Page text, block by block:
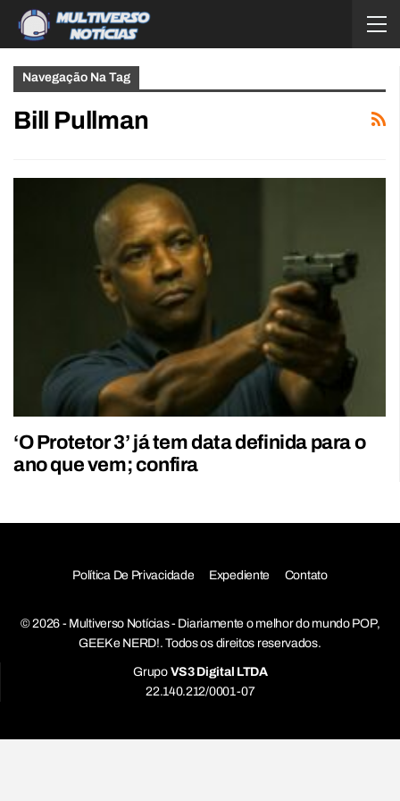
Navegação Na Tag
Bill Pullman
‘O Protetor 3’ já tem data definida para o
ano que vem; confira
Política De Privacidade Expediente Contato
© 2026 - Multiverso Notícias - Diariamente o melhor do mundo POP,
GEEK e NERD!. Todos os direitos reservados.
Grupo VS3 Digital LTDA
22.140.212/0001-07